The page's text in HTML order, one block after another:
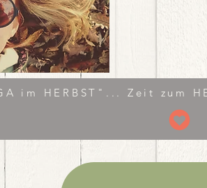
im HERBST"... Zeit zum